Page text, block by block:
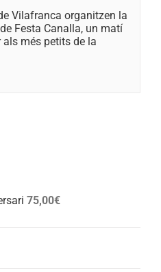
Vilafranca organitzen la
Festa Canalla, un matí
als més petits de la
75,00€